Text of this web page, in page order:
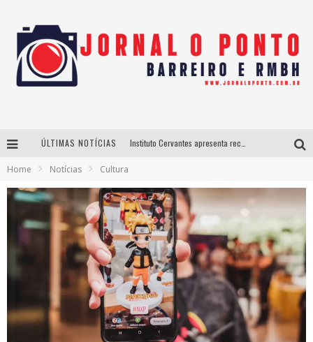
ÚLTIMAS NOTÍCIAS
BH recebe nesta quinta-feira lançamento do jogo “Coleta Seletiva” com roda de conversa entre agentes da sustentabilidade
Home Notícias Cultura